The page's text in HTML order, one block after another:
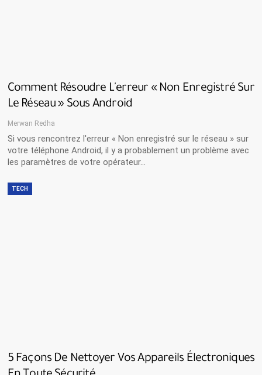
Comment Résoudre L'erreur « Non Enregistré Sur
Le Réseau » Sous Android
Merwan Redha
Si vous rencontrez l'erreur « Non enregistré sur le réseau » sur
votre téléphone Android, il y a probablement un problème avec
les paramètres de votre opérateur…
TECH
5 Façons De Nettoyer Vos Appareils Électroniques